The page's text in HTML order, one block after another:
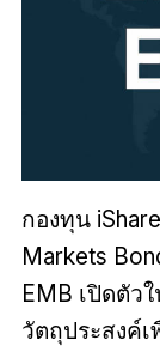
กองทุน
Markets
EMB เปิดตัว
วัตถุประสงค์